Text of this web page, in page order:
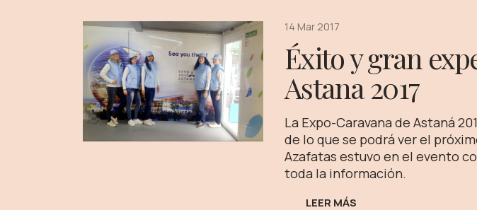
14 Mar 2017
Éxito y gran
Astana 2017
La Expo-Caravana de Astaná
de lo que se podrá ver el
Azafatas estuvo en el evento
toda la información.
LEER MÁS